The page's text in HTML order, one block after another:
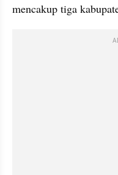
mencakup tiga